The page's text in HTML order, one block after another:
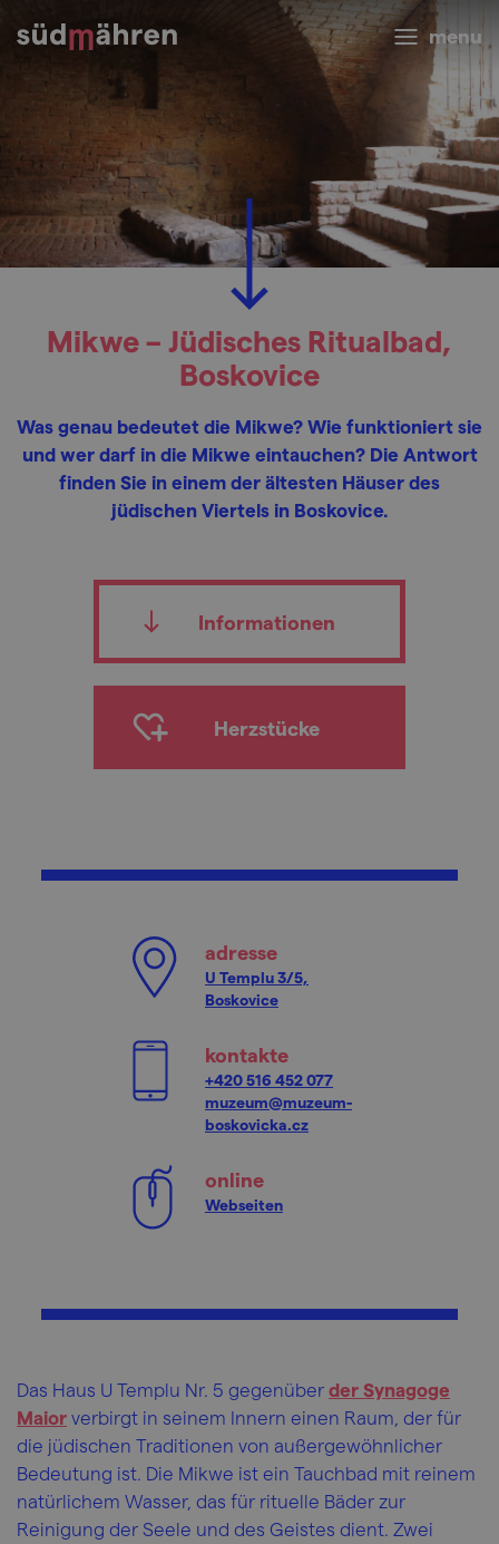
menu
Mikwe – Jüdisches Ritualbad,
Boskovice
Was genau bedeutet die Mikwe? Wie funktioniert sie
und wer darf in die Mikwe eintauchen? Die Antwort
finden Sie in einem der ältesten Häuser des
jüdischen Viertels in Boskovice.
Informationen
Herzstücke
adresse
U Templu 3/5,
Boskovice
kontakte
+420 516 452 077
muzeum@muzeum-
boskovicka.cz
online
Webseiten
Das Haus U Templu Nr. 5 gegenüber der Synagoge
Maior verbirgt in seinem Innern einen Raum, der für
die jüdischen Traditionen von außergewöhnlicher
Bedeutung ist. Die Mikwe ist ein Tauchbad mit reinem
natürlichem Wasser, das für rituelle Bäder zur
Reinigung der Seele und des Geistes dient. Zwei